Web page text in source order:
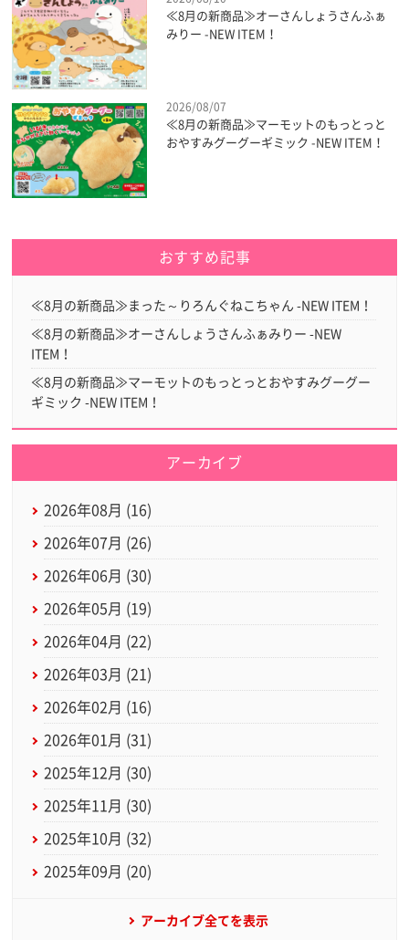
≪8月の新商品≫オーさんしょうさんふぁ
みりー -NEW ITEM！
2026/08/07
≪8月の新商品≫マーモットのもっとっと
おやすみグーグーギミック -NEW ITEM！
おすすめ記事
≪8月の新商品≫まった～りろんぐねこちゃん -NEW ITEM！
≪8月の新商品≫オーさんしょうさんふぁみりー -NEW
ITEM！
≪8月の新商品≫マーモットのもっとっとおやすみグーグー
ギミック -NEW ITEM！
アーカイブ
2026年08月 (16)
2026年07月 (26)
2026年06月 (30)
2026年05月 (19)
2026年04月 (22)
2026年03月 (21)
2026年02月 (16)
2026年01月 (31)
2025年12月 (30)
2025年11月 (30)
2025年10月 (32)
2025年09月 (20)
アーカイブ全てを表示